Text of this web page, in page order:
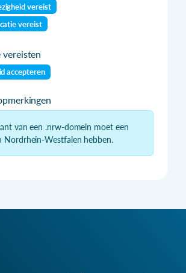
vereist
vereist
accepteren
van een .nrw-domein moet een
Nordrhein-Westfalen hebben.